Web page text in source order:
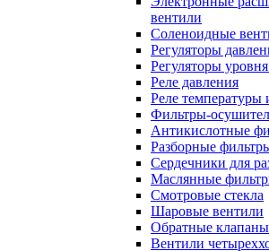
вентили
Соленоидные
Регуляторы
Регуляторы
Реле давления
Реле температуры
Фильтры-
Антикислотные
Разборные
Сердечники для
Маслянные
Смотровые стекла
Шаровые вентили
Обратные клапаны
Вентили